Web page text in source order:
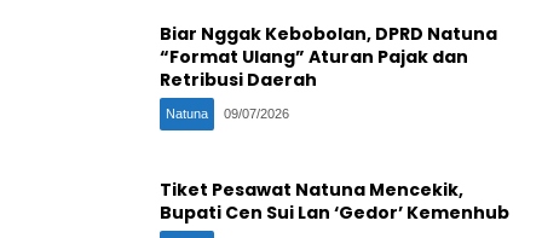
Biar Nggak Kebobolan, DPRD Natuna
“Format Ulang” Aturan Pajak dan
Retribusi Daerah
Natuna 09/07/2026
Tiket Pesawat Natuna Mencekik,
Bupati Cen Sui Lan ‘Gedor’ Kemenhub